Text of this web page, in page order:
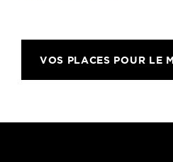
VOS PLACES POUR LE